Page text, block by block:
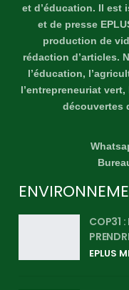
et d’éducation. Il est
et de presse
production de
rédaction d’articles.
l’éducation,
l’entrepreneuriat
découvertes
COP31 :